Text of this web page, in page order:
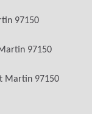
97150
97150
Martin 97150